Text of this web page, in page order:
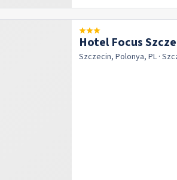
Hotel Focus
Szczecin, Polonya, PL ·